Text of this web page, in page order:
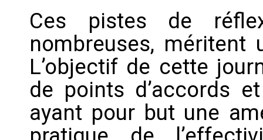
Ces pistes de
nombreuses,
L’objectif de cette
de points d’accords
ayant pour but une